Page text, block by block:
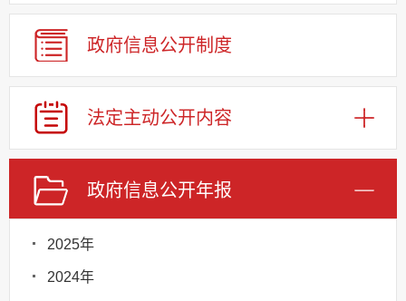
政府信息公开制度
法定主动公开内容
政府信息公开年报
2025年
2024年